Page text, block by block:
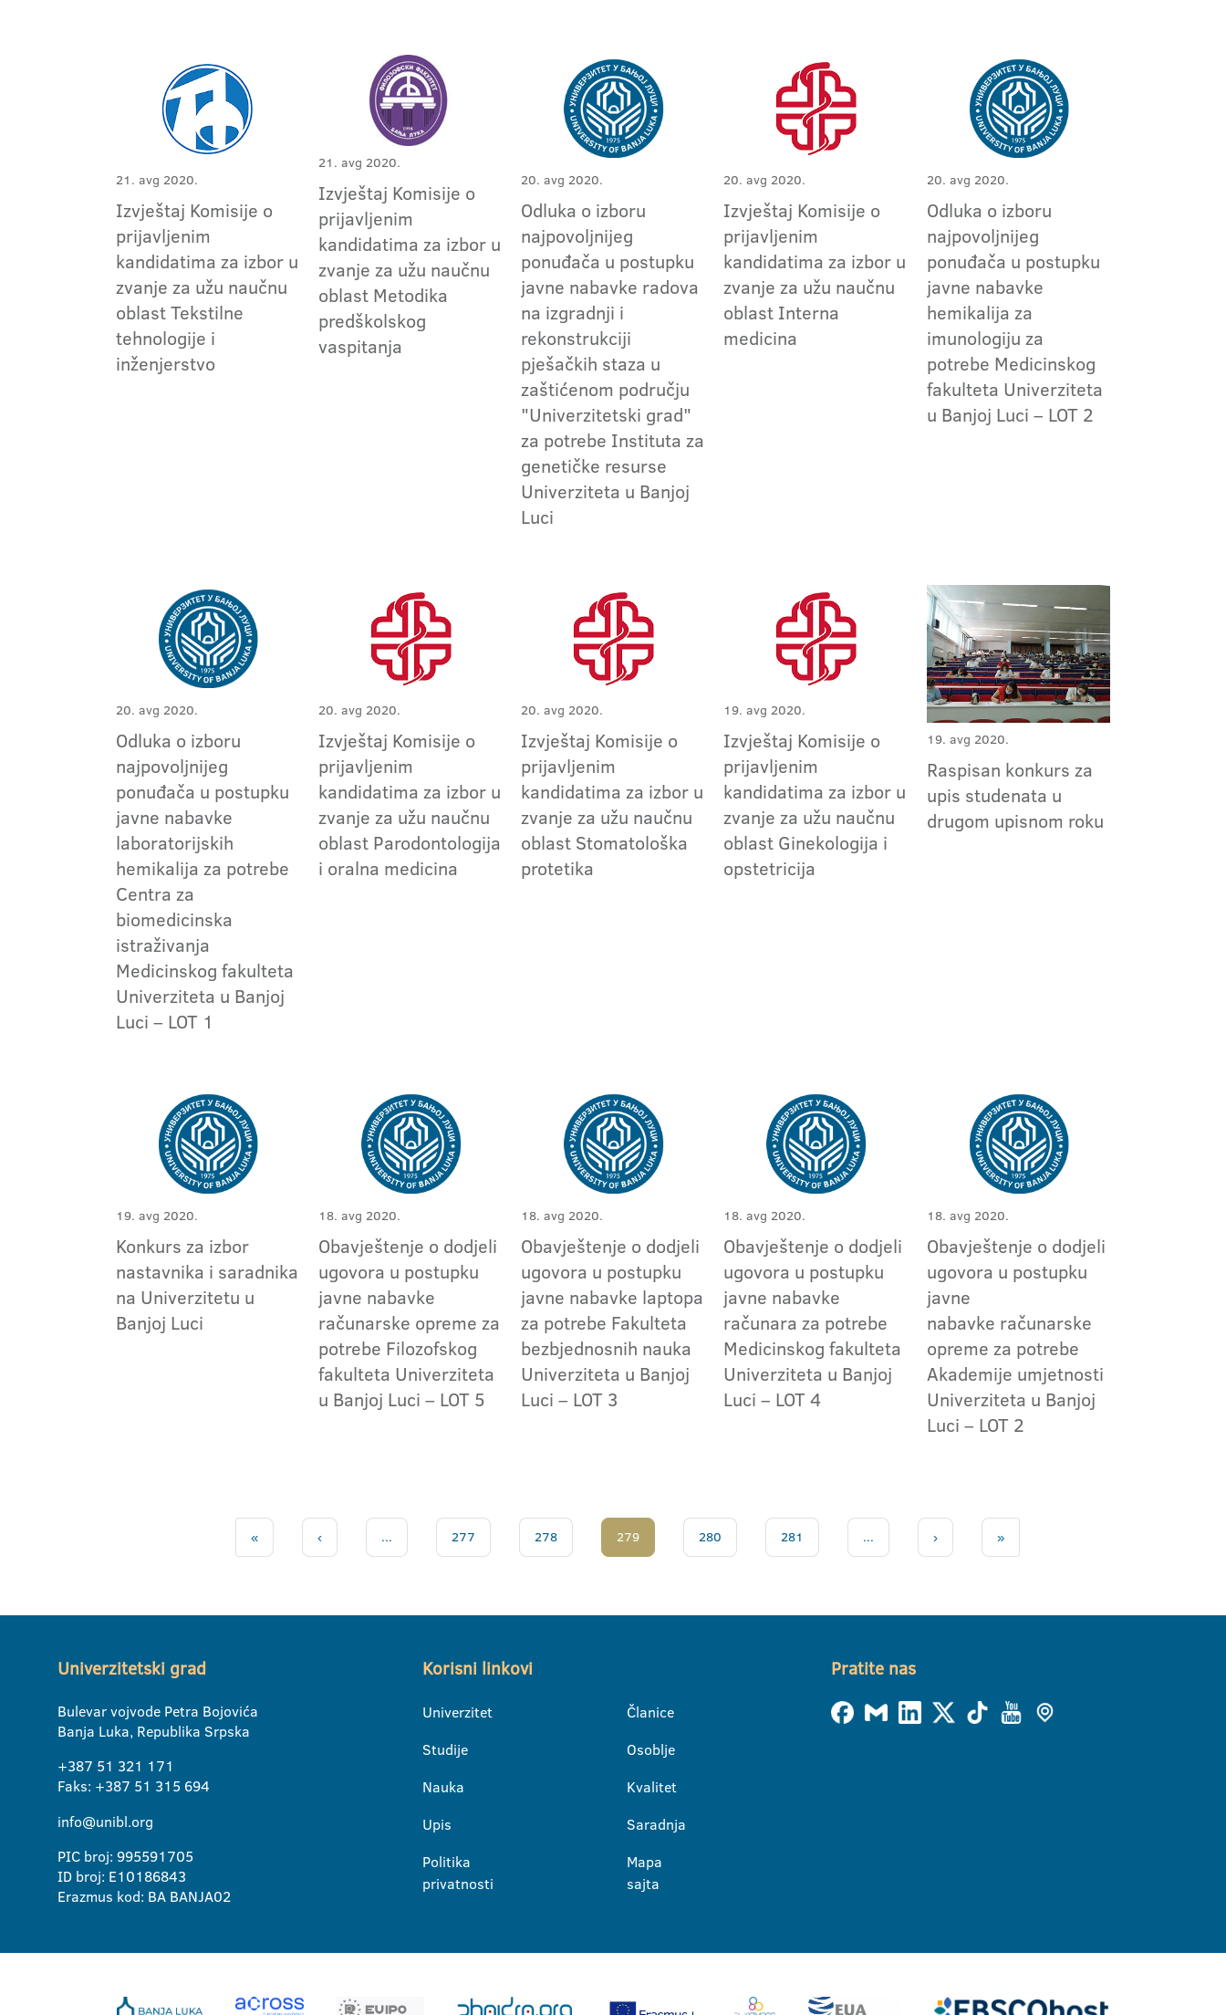
21. avg 2020.
Izvještaj Komisije o
prijavljenim
kandidatima za izbor u
zvanje za užu naučnu
oblast Tekstilne
tehnologije i
inženjerstvo
21. avg 2020.
Izvještaj Komisije o
prijavljenim
kandidatima za izbor u
zvanje za užu naučnu
oblast Metodika
predškolskog
vaspitanja
20. avg 2020.
Odluka o izboru
najpovoljnijeg
ponuđača u postupku
javne nabavke radova
na izgradnji i
rekonstrukciji
pješačkih staza u
zaštićenom području
"Univerzitetski grad"
za potrebe Instituta za
genetičke resurse
Univerziteta u Banjoj
Luci
20. avg 2020.
Izvještaj Komisije o
prijavljenim
kandidatima za izbor u
zvanje za užu naučnu
oblast Interna
medicina
20. avg 2020.
Odluka o izboru
najpovoljnijeg
ponuđača u postupku
javne nabavke
hemikalija za
imunologiju za
potrebe Medicinskog
fakulteta Univerziteta
u Banjoj Luci – LOT 2
20. avg 2020.
Odluka o izboru
najpovoljnijeg
ponuđača u postupku
javne nabavke
laboratorijskih
hemikalija za potrebe
Centra za
biomedicinska
istraživanja
Medicinskog fakulteta
Univerziteta u Banjoj
Luci – LOT 1
20. avg 2020.
Izvještaj Komisije o
prijavljenim
kandidatima za izbor u
zvanje za užu naučnu
oblast Parodontologija
i oralna medicina
20. avg 2020.
Izvještaj Komisije o
prijavljenim
kandidatima za izbor u
zvanje za užu naučnu
oblast Stomatološka
protetika
19. avg 2020.
Izvještaj Komisije o
prijavljenim
kandidatima za izbor u
zvanje za užu naučnu
oblast Ginekologija i
opstetricija
19. avg 2020.
Raspisan konkurs za
upis studenata u
drugom upisnom roku
19. avg 2020.
Konkurs za izbor
nastavnika i saradnika
na Univerzitetu u
Banjoj Luci
18. avg 2020.
Obavještenje o dodjeli
ugovora u postupku
javne nabavke
računarske opreme za
potrebe Filozofskog
fakulteta Univerziteta
u Banjoj Luci – LOT 5
18. avg 2020.
Obavještenje o dodjeli
ugovora u postupku
javne nabavke laptopa
za potrebe Fakulteta
bezbjednosnih nauka
Univerziteta u Banjoj
Luci – LOT 3
18. avg 2020.
Obavještenje o dodjeli
ugovora u postupku
javne nabavke
računara za potrebe
Medicinskog fakulteta
Univerziteta u Banjoj
Luci – LOT 4
18. avg 2020.
Obavještenje o dodjeli
ugovora u postupku
javne
nabavke računarske
opreme za potrebe
Akademije umjetnosti
Univerziteta u Banjoj
Luci – LOT 2
« ‹ ... 277 278 279 280 281 ... › »
Univerzitetski grad
Bulevar vojvode Petra Bojovića
Banja Luka, Republika Srpska
+387 51 321 171
Faks: +387 51 315 694
info@unibl.org
PIC broj: 995591705
ID broj: E10186843
Erazmus kod: BA BANJA02
Korisni linkovi
Univerzitet
Studije
Nauka
Upis
Politika
privatnosti
Članice
Osoblje
Kvalitet
Saradnja
Mapa
sajta
Pratite nas